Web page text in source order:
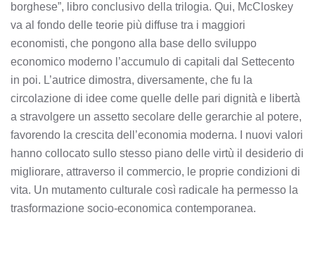
borghese”, libro conclusivo della trilogia. Qui, McCloskey
va al fondo delle teorie più diffuse tra i maggiori
economisti, che pongono alla base dello sviluppo
economico moderno l’accumulo di capitali dal Settecento
in poi. L’autrice dimostra, diversamente, che fu la
circolazione di idee come quelle delle pari dignità e libertà
a stravolgere un assetto secolare delle gerarchie al potere,
favorendo la crescita dell’economia moderna. I nuovi valori
hanno collocato sullo stesso piano delle virtù il desiderio di
migliorare, attraverso il commercio, le proprie condizioni di
vita. Un mutamento culturale così radicale ha permesso la
trasformazione socio-economica contemporanea.